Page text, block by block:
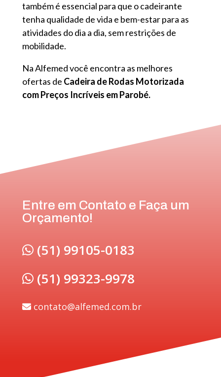
também é essencial para que o cadeirante
tenha qualidade de vida e bem-estar para as
atividades do dia a dia, sem restrições de
mobilidade.
Na Alfemed você encontra as melhores
ofertas de Cadeira de Rodas Motorizada
com Preços Incríveis em Parobé.
Entre em Contato e Faça um
Orçamento!
(51) 99105-0183
(51) 99323-9978
contato@alfemed.com.br